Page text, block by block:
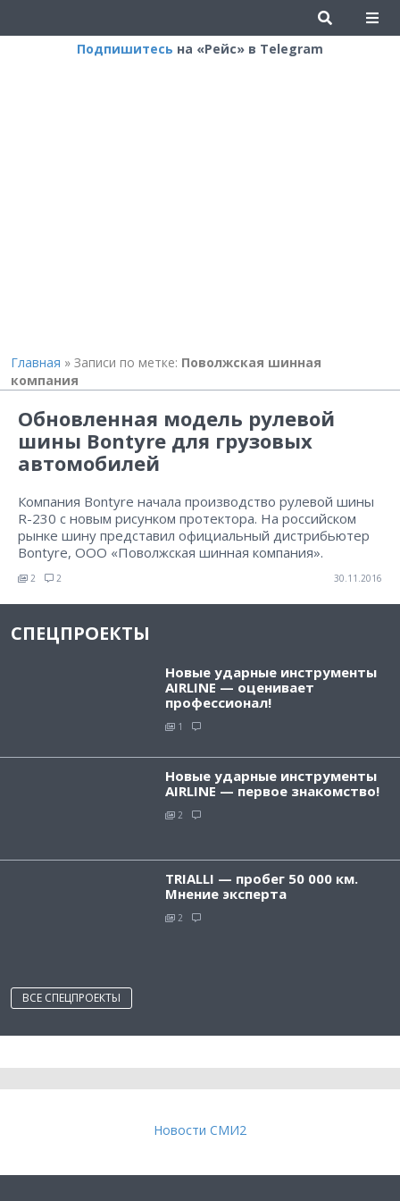
Подпишитесь на «Рейс» в Telegram
Главная » Записи по метке: Поволжская шинная
компания
Обновленная модель рулевой
шины Bontyre для грузовых
автомобилей
Компания Bontyre начала производство рулевой шины
R-230 с новым рисунком протектора. На российском
рынке шину представил официальный дистрибьютер
Bontyre, ООО «Поволжская шинная компания».
2 2 30.11.2016
СПЕЦПРОЕКТЫ
Новые ударные инструменты
AIRLINE — оценивает
профессионал!
1
Новые ударные инструменты
AIRLINE — первое знакомство!
2
TRIALLI — пробег 50 000 км.
Мнение эксперта
2
ВСЕ СПЕЦПРОЕКТЫ
Новости СМИ2